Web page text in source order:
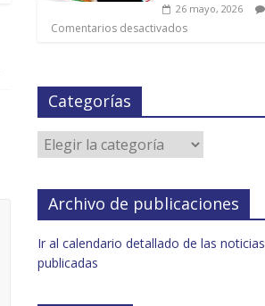
26 mayo, 2026
Comentarios desactivados
Categorías
Archivo de publicaciones
Ir al calendario detallado de las noticias
publicadas